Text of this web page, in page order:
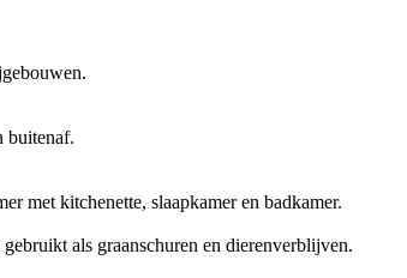
buitenaf.
met kitchenette, slaapkamer en badkamer.
als graanschuren en dierenverblijven.